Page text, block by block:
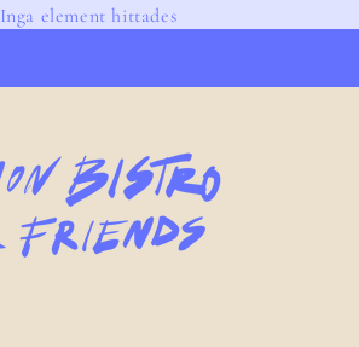
Inga element hittades